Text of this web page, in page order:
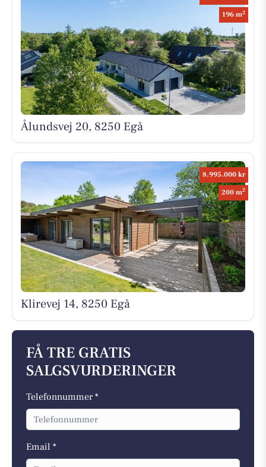
196 m2
Ålundsvej 20, 8250 Egå
8.995.000 kr
200 m2
Klirevej 14, 8250 Egå
FÅ TRE GRATIS
SALGSVURDERINGER
Telefonnummer *
Email *